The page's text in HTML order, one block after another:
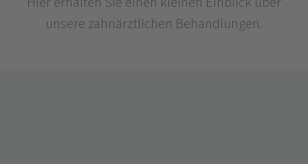
unsere zahnärztlichen Behandlungen.